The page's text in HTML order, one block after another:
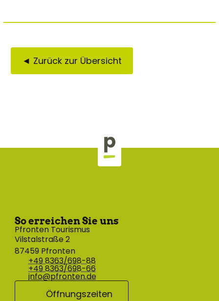
◄ Zurück zur Übersicht
So erreichen Sie uns
Pfronten Tourismus
Vilstalstraße 2
87459 Pfronten
+49 8363/698-88
+49 8363/698-66
info@pfronten.de
Öffnungszeiten